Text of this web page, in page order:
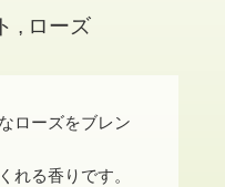
ローズ
ローズをブレン
れる香りです。